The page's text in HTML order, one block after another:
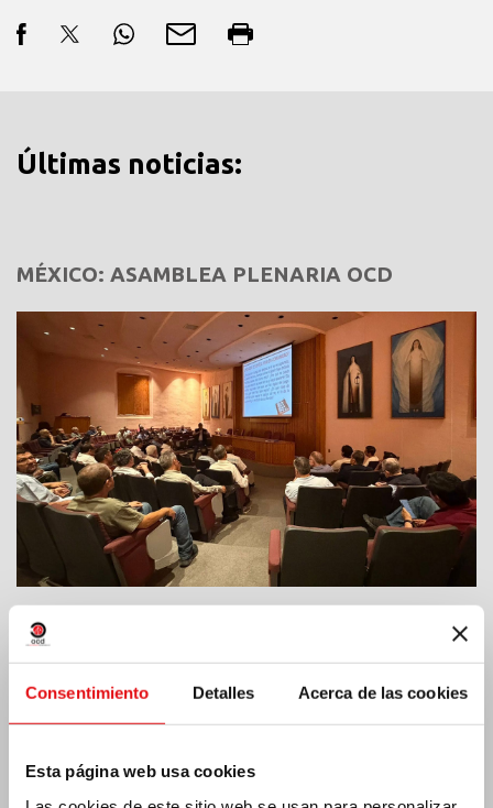
Consentimiento Detalles Acerca de las cookies
Esta página web usa cookies
Últimas noticias:
MÉXICO: ASAMBLEA PLENARIA OCD
India: Bendición e inauguración del «Lumen
Carmeli»